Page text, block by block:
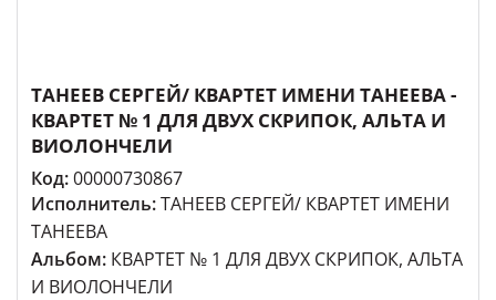
ТАНЕЕВ СЕРГЕЙ/ КВАРТЕТ ИМЕНИ ТАНЕЕВА -
КВАРТЕТ № 1 ДЛЯ ДВУХ СКРИПОК, АЛЬТА И
ВИОЛОНЧЕЛИ
Код:00000730867
Исполнитель:ТАНЕЕВ СЕРГЕЙ/ КВАРТЕТ ИМЕНИ
ТАНЕЕВА
Альбом: КВАРТЕТ № 1 ДЛЯ ДВУХ СКРИПОК, АЛЬТА
И ВИОЛОНЧЕЛИ